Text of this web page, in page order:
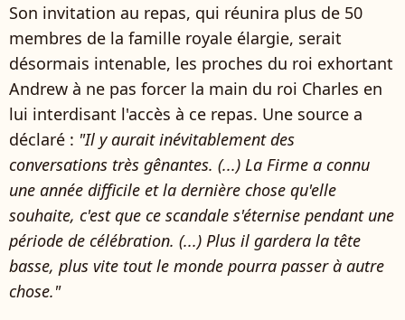
Son invitation au repas, qui réunira plus de 50
membres de la famille royale élargie, serait
désormais intenable, les proches du roi exhortant
Andrew à ne pas forcer la main du roi Charles en
lui interdisant l'accès à ce repas. Une source a
déclaré : "Il y aurait inévitablement des
conversations très gênantes. (...) La Firme a connu
une année difficile et la dernière chose qu'elle
souhaite, c'est que ce scandale s'éternise pendant une
période de célébration. (...) Plus il gardera la tête
basse, plus vite tout le monde pourra passer à autre
chose."